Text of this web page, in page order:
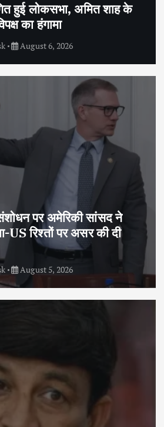
हुई लोकसभा, अमित शाह के
का हंगामा
August 6, 2026
पर अमेरिकी सांसद ने
US रिश्तों पर असर की दी
August 5, 2026